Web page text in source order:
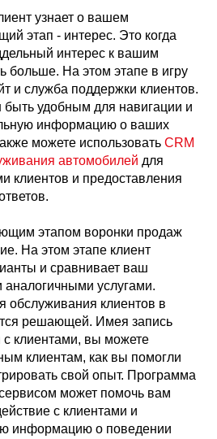
узнает о вашем
этап - интерес. Это когда
интерес к вашим
больше. На этом этапе в игру
и служба поддержки клиентов.
удобным для навигации и
информацию о ваших
можете использовать CRM
автомобилей для
клиентов и предоставления
этапом воронки продаж
На этом этапе клиент
и сравнивает ваш
аналогичными услугами.
обслуживания клиентов в
решающей. Имея запись
с клиентами, вы можете
клиентам, как вы помогли
свой опыт. Программа
может помочь вам
с клиентами и
информацию о поведении